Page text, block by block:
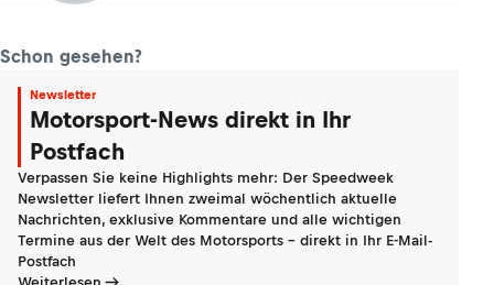
Schon gesehen?
Newsletter
Motorsport-News direkt in Ihr
Postfach
Verpassen Sie keine Highlights mehr: Der Speedweek
Newsletter liefert Ihnen zweimal wöchentlich aktuelle
Nachrichten, exklusive Kommentare und alle wichtigen
Termine aus der Welt des Motorsports - direkt in Ihr E-Mail-
Postfach